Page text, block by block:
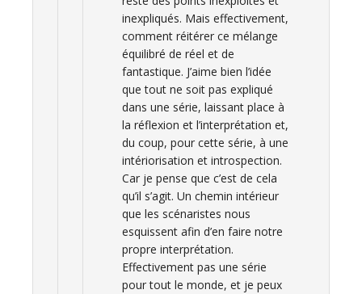
inexpliqués. Mais effectivement,
comment réitérer ce mélange
équilibré de réel et de
fantastique. J’aime bien l’idée
que tout ne soit pas expliqué
dans une série, laissant place à
la réflexion et l’interprétation et,
du coup, pour cette série, à une
intériorisation et introspection.
Car je pense que c’est de cela
qu’il s’agit. Un chemin intérieur
que les scénaristes nous
esquissent afin d’en faire notre
propre interprétation.
Effectivement pas une série
pour tout le monde, et je peux